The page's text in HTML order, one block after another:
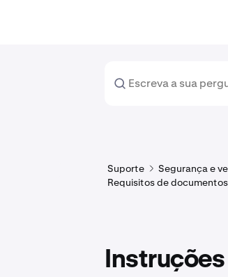
Suporte Segurança e
Requisitos de